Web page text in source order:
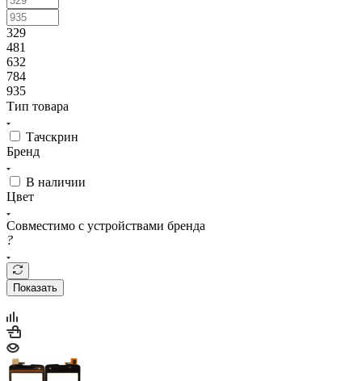
329
481
632
784
935
Тип товара
Тачскрин
Бренд
В наличии
Цвет
Совместимо с устройствами бренда
?
Показать